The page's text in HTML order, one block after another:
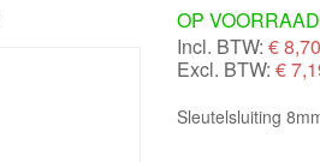
OP VOORRAAD
Incl. BTW: €8,70
Excl. BTW: €
Sleutelsluiting